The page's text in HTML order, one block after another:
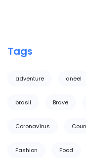
Tags
adventure aneel
brasil Brave
Coronavírus
Fashion Food